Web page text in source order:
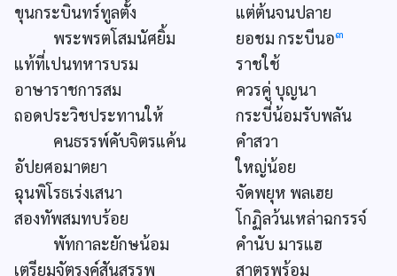
ขุนกระบินทร์ทูลตั้ง
แต่ต้นจนปลาย
พระพรตโสมนัศยิ้ม
ยอชม กระบีนอ๓
แท้ที่เปนทหารบรม
ราชใช้
อาษาราชการสม
ควรคู่ บุญนา
ถอดประวิชประทานให้
กระบี่น้อมรับพลัน
คนธรรพ์คับจิตรแค้น
คำสวา
อัปยศอมาตยา
ใหญ่น้อย
ฉุนพิโรธเร่งเสนา
จัดพยุห พลเฮย
สองทัพสมทบร้อย
โกฏิลว้นเหล่าฉกรรจ์
พัทกาละยักษน้อม
คำนับ มารแฮ
เตรียมจัตุรงค์สันสรรพ
สาตรพร้อม